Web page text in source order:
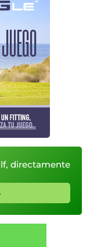
directamente